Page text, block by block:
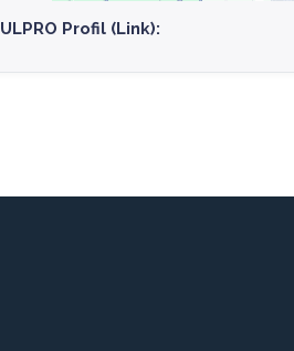
ULPRO Profil (Link):